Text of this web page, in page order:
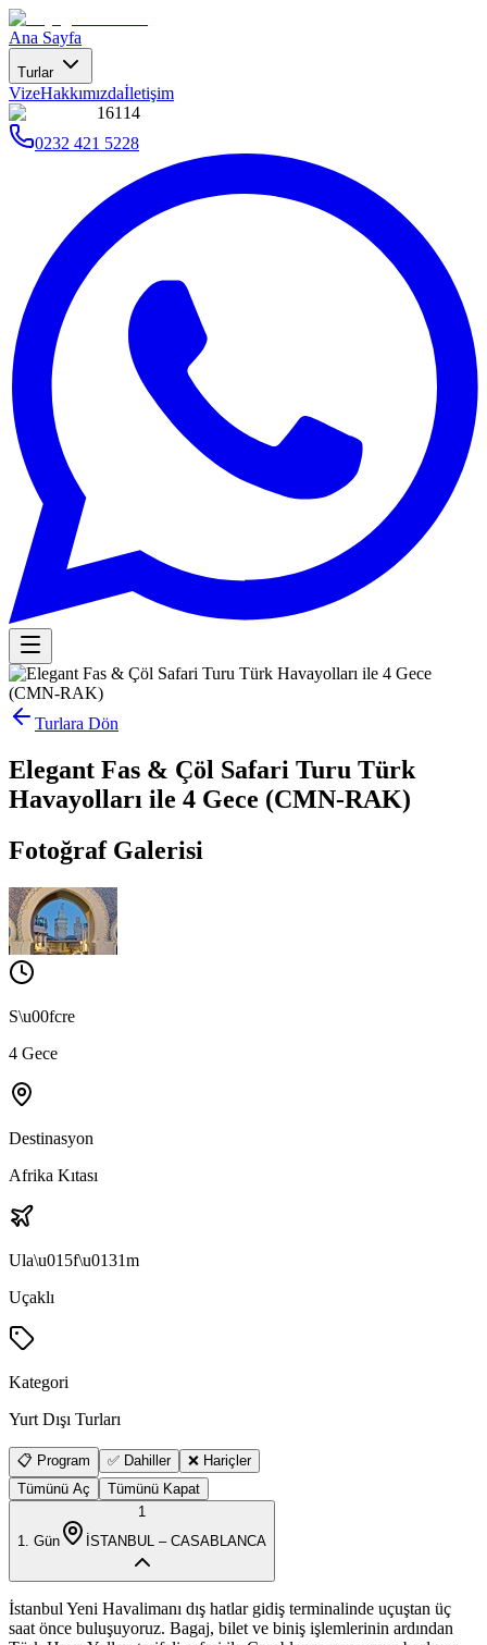
Ana Sayfa
Turlar
VizeHakkımızdaİletişim
16114
0232 421 5228
Turlara Dön
Elegant Fas & Çöl Safari Turu Türk
Havayolları ile 4 Gece (CMN-RAK)
Fotoğraf Galerisi
S\u00fcre
4 Gece
Destinasyon
Afrika Kıtası
Ula\u015f\u0131m
Uçaklı
Kategori
Yurt Dışı Turları
📋 Program ✅ Dahiller
❌ Hariçler
Tümünü Aç
Tümünü Kapat
1
1
. Gün İSTANBUL – CASABLANCA
İstanbul Yeni Havalimanı dış hatlar gidiş terminalinde uçuştan üç
saat önce buluşuyoruz. Bagaj, bilet ve biniş işlemlerinin ardından